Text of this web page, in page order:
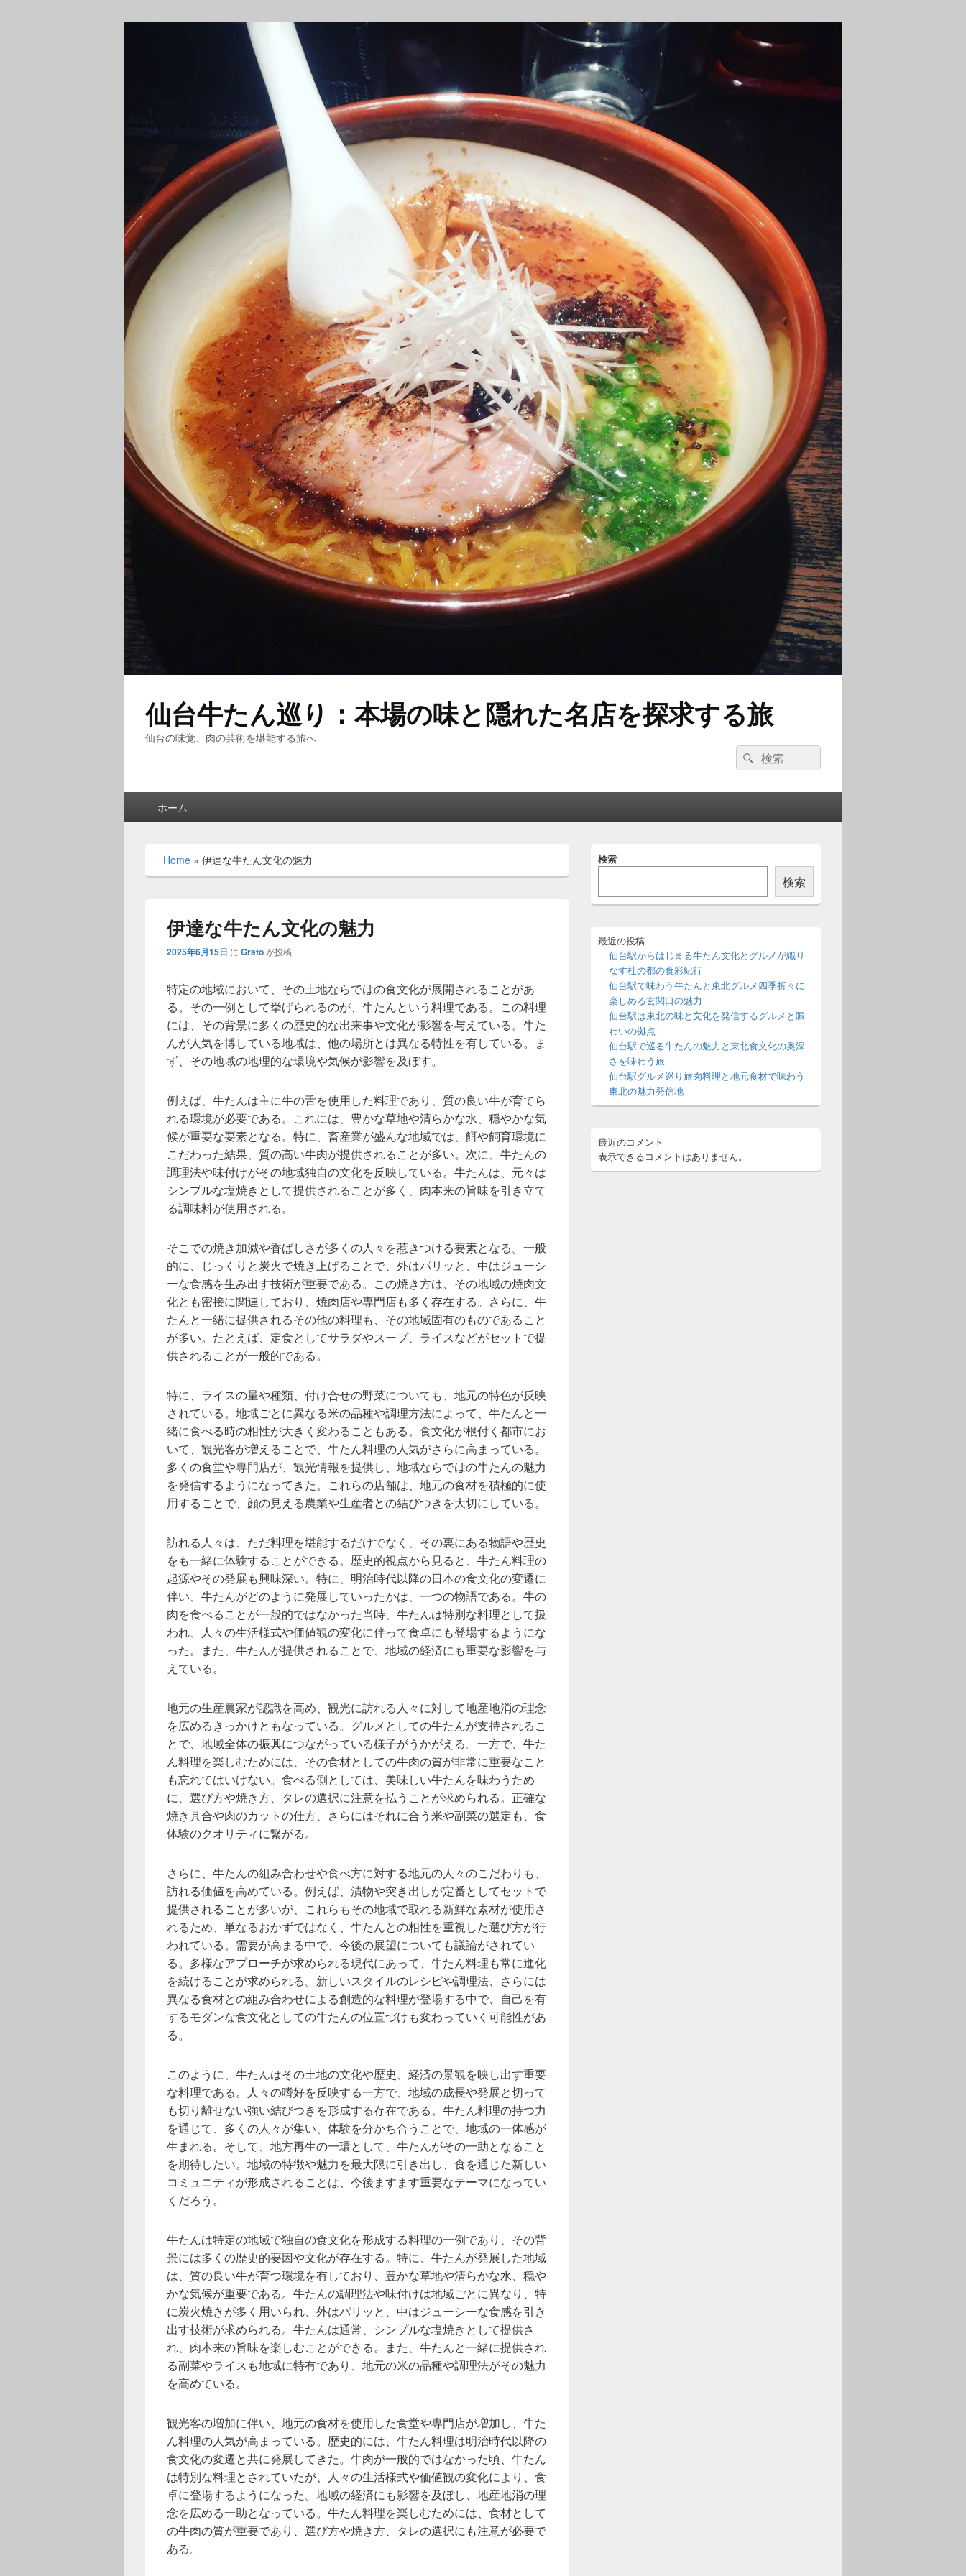
仙台牛たん巡り：本場の味と隠れた名店を探求する旅
仙台の味覚、肉の芸術を堪能する旅へ
検
索:
検
索
ホーム
Home » 伊達な牛たん文化の魅力
伊達な牛たん文化の魅力
2025年6月15日 に Gratoが投稿
特定の地域において、その土地ならではの食文化が展開されることがあ
る。 その一例として挙げられるのが、牛たんという料理である。この料理
には、その背景に多くの歴史的な出来事や文化が影響を与えている。牛た
んが人気を博している地域は、他の場所とは異なる特性を有している。ま
ず、その地域の地理的な環境や気候が影響を及ぼす。
例えば、牛たんは主に牛の舌を使用した料理であり、質の良い牛が育てら
れる環境が必要である。これには、豊かな草地や清らかな水、穏やかな気
候が重要な要素となる。特に、畜産業が盛んな地域では、餌や飼育環境に
こだわった結果、質の高い牛肉が提供されることが多い。次に、牛たんの
調理法や味付けがその地域独自の文化を反映している。牛たんは、元々は
シンプルな塩焼きとして提供されることが多く、肉本来の旨味を引き立て
る調味料が使用される。
そこでの焼き加減や香ばしさが多くの人々を惹きつける要素となる。一般
的に、じっくりと炭火で焼き上げることで、外はパリッと、中はジューシ
ーな食感を生み出す技術が重要である。この焼き方は、その地域の焼肉文
化とも密接に関連しており、焼肉店や専門店も多く存在する。さらに、牛
たんと一緒に提供されるその他の料理も、その地域固有のものであること
が多い。たとえば、定食としてサラダやスープ、ライスなどがセットで提
供されることが一般的である。
特に、ライスの量や種類、付け合せの野菜についても、地元の特色が反映
されている。地域ごとに異なる米の品種や調理方法によって、牛たんと一
緒に食べる時の相性が大きく変わることもある。食文化が根付く都市にお
いて、観光客が増えることで、牛たん料理の人気がさらに高まっている。
多くの食堂や専門店が、観光情報を提供し、地域ならではの牛たんの魅力
を発信するようになってきた。これらの店舗は、地元の食材を積極的に使
用することで、顔の見える農業や生産者との結びつきを大切にしている。
訪れる人々は、ただ料理を堪能するだけでなく、その裏にある物語や歴史
をも一緒に体験することができる。歴史的視点から見ると、牛たん料理の
起源やその発展も興味深い。特に、明治時代以降の日本の食文化の変遷に
伴い、牛たんがどのように発展していったかは、一つの物語である。牛の
肉を食べることが一般的ではなかった当時、牛たんは特別な料理として扱
われ、人々の生活様式や価値観の変化に伴って食卓にも登場するようにな
った。また、牛たんが提供されることで、地域の経済にも重要な影響を与
えている。
地元の生産農家が認識を高め、観光に訪れる人々に対して地産地消の理念
を広めるきっかけともなっている。グルメとしての牛たんが支持されるこ
とで、地域全体の振興につながっている様子がうかがえる。一方で、牛た
ん料理を楽しむためには、その食材としての牛肉の質が非常に重要なこと
も忘れてはいけない。食べる側としては、美味しい牛たんを味わうため
に、選び方や焼き方、タレの選択に注意を払うことが求められる。正確な
焼き具合や肉のカットの仕方、さらにはそれに合う米や副菜の選定も、食
体験のクオリティに繋がる。
さらに、牛たんの組み合わせや食べ方に対する地元の人々のこだわりも、
訪れる価値を高めている。例えば、漬物や突き出しが定番としてセットで
提供されることが多いが、これらもその地域で取れる新鮮な素材が使用さ
れるため、単なるおかずではなく、牛たんとの相性を重視した選び方が行
われている。需要が高まる中で、今後の展望についても議論がされてい
る。多様なアプローチが求められる現代にあって、牛たん料理も常に進化
を続けることが求められる。新しいスタイルのレシピや調理法、さらには
異なる食材との組み合わせによる創造的な料理が登場する中で、自己を有
するモダンな食文化としての牛たんの位置づけも変わっていく可能性があ
る。
このように、牛たんはその土地の文化や歴史、経済の景観を映し出す重要
な料理である。人々の嗜好を反映する一方で、地域の成長や発展と切って
も切り離せない強い結びつきを形成する存在である。牛たん料理の持つ力
を通じて、多くの人々が集い、体験を分かち合うことで、地域の一体感が
生まれる。そして、地方再生の一環として、牛たんがその一助となること
を期待したい。地域の特徴や魅力を最大限に引き出し、食を通じた新しい
コミュニティが形成されることは、今後ますます重要なテーマになってい
くだろう。
牛たんは特定の地域で独自の食文化を形成する料理の一例であり、その背
景には多くの歴史的要因や文化が存在する。特に、牛たんが発展した地域
は、質の良い牛が育つ環境を有しており、豊かな草地や清らかな水、穏や
かな気候が重要である。牛たんの調理法や味付けは地域ごとに異なり、特
に炭火焼きが多く用いられ、外はパリッと、中はジューシーな食感を引き
出す技術が求められる。牛たんは通常、シンプルな塩焼きとして提供さ
れ、肉本来の旨味を楽しむことができる。また、牛たんと一緒に提供され
る副菜やライスも地域に特有であり、地元の米の品種や調理法がその魅力
を高めている。
観光客の増加に伴い、地元の食材を使用した食堂や専門店が増加し、牛た
ん料理の人気が高まっている。歴史的には、牛たん料理は明治時代以降の
食文化の変遷と共に発展してきた。牛肉が一般的ではなかった頃、牛たん
は特別な料理とされていたが、人々の生活様式や価値観の変化により、食
卓に登場するようになった。地域の経済にも影響を及ぼし、地産地消の理
念を広める一助となっている。牛たん料理を楽しむためには、食材として
の牛肉の質が重要であり、選び方や焼き方、タレの選択にも注意が必要で
ある。
イ
イ
ー
検索
検索
最近の投稿
仙台駅からはじまる牛たん文化とグルメが織り
なす杜の都の食彩紀行
仙台駅で味わう牛たんと東北グルメ四季折々に
楽しめる玄関口の魅力
仙台駅は東北の味と文化を発信するグルメと賑
わいの拠点
仙台駅で巡る牛たんの魅力と東北食文化の奥深
さを味わう旅
仙台駅グルメ巡り旅肉料理と地元食材で味わう
東北の魅力発信地
最近のコメント
表示できるコメントはありません。